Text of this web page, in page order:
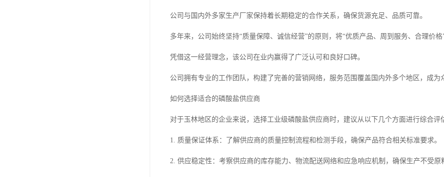
公司与国内外多家生产厂家保持着长期稳定的合作关系，确保货源充足、品质可靠。
多年来，公司始终坚持“质量保障、诚信经营”的原则，将“优质产品、周到服务、合理价
凭借这一经营理念，该公司在业内赢得了广泛认可和良好口碑。
公司拥有专业的工作团队，构建了完善的营销网络，服务范围覆盖国内外多个地区，成为
如何选择适合的磷酸盐供应商
对于玉林地区的企业来说，选择工业级磷酸盐供应商时，建议从以下几个方面进行综合评
1. 质量保证体系：了解供应商的质量控制流程和检测手段，确保产品符合相关标准要求。
2. 供应稳定性：考察供应商的库存能力、物流配送网络和应急响应机制，确保生产不受原